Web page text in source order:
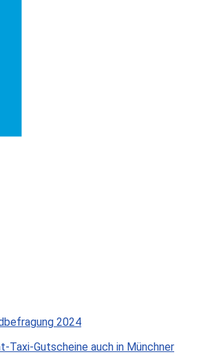
2024
Taxi-Gutscheine auch in Münchner